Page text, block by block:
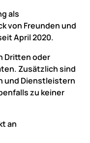
als
von Freunden und
April 2020.
Dritten oder
Zusätzlich sind
und Dienstleistern
zu keiner
an